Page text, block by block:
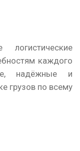
логистические
каждого
надёжные и
грузов по всему